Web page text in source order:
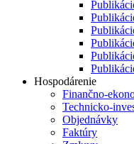
Hospodárenie
Finančno-
Technicko-
Objednávky
Faktúry